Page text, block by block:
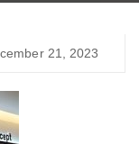
21, 2023